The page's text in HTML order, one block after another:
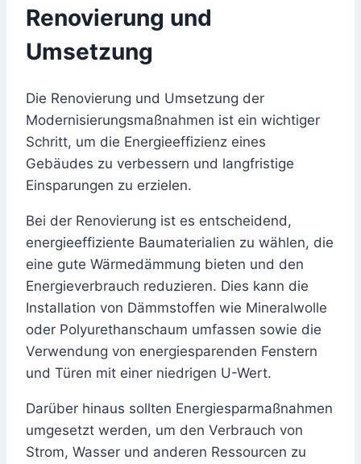
Renovierung und
Umsetzung
Die Renovierung und Umsetzung der
Modernisierungsmaßnahmen ist ein wichtiger
Schritt, um die Energieeffizienz eines
Gebäudes zu verbessern und langfristige
Einsparungen zu erzielen.
Bei der Renovierung ist es entscheidend,
energieeffiziente Baumaterialien zu wählen, die
eine gute Wärmedämmung bieten und den
Energieverbrauch reduzieren. Dies kann die
Installation von Dämmstoffen wie Mineralwolle
oder Polyurethanschaum umfassen sowie die
Verwendung von energiesparenden Fenstern
und Türen mit einer niedrigen U-Wert.
Darüber hinaus sollten Energiesparmaßnahmen
umgesetzt werden, um den Verbrauch von
Strom, Wasser und anderen Ressourcen zu